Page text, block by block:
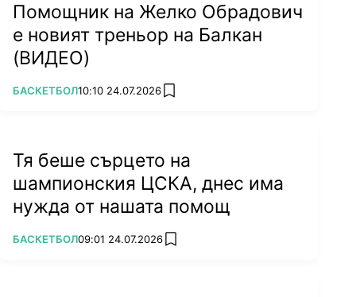
Помощник на Желко Обрадович
е новият треньор на Балкан
(ВИДЕО)
ПОВЕЧЕ ОТ
БАСКЕТБОЛ10:10 24.07.2026 add favorites
Тя беше сърцето на
шампионския ЦСКА, днес има
нужда от нашата помощ
ПОВЕЧЕ ОТ
БАСКЕТБОЛ09:01 24.07.2026 add favorites